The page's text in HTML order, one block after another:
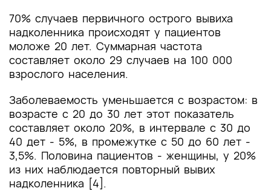
70% случаев первичного острого вывиха
надколенника происходят у пациентов
моложе 20 лет. Суммарная частота
составляет около 29 случаев на 100 000
взрослого населения.
Заболеваемость уменьшается с возрастом: в
возрасте с 20 до 30 лет этот показатель
составляет около 20%, в интервале с 30 до
40 дет - 5%, в промежутке с 50 до 60 лет -
3,5%. Половина пациентов - женщины, у 20%
из них наблюдается повторный вывих
надколенника [4].